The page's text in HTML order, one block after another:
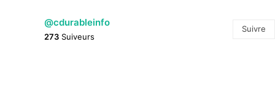
@cdurableinfo
273 Suiveurs
Suivre